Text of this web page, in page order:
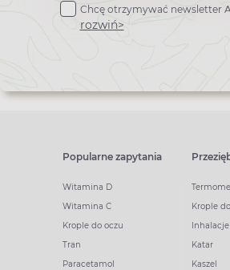
newslettera
Chcę otrzymywać newsletter
rozwiń>
Popularne zapytania
Witamina D
Witamina C
Krople do oczu
Tran
Paracetamol
Krople
Inhalacje
Katar
Kaszel